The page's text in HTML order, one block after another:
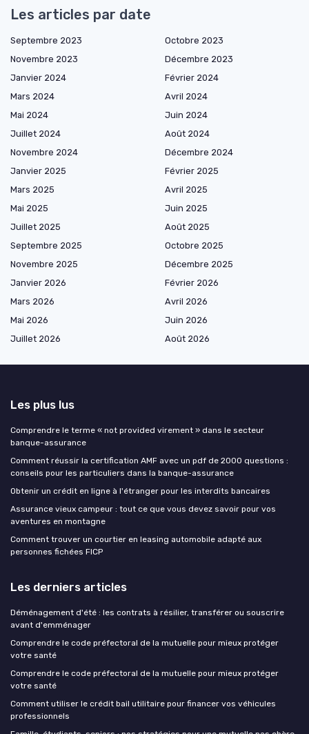
Les articles par date
Septembre 2023
Octobre 2023
Novembre 2023
Décembre 2023
Janvier 2024
Février 2024
Mars 2024
Avril 2024
Mai 2024
Juin 2024
Juillet 2024
Août 2024
Novembre 2024
Décembre 2024
Janvier 2025
Février 2025
Mars 2025
Avril 2025
Mai 2025
Juin 2025
Juillet 2025
Août 2025
Septembre 2025
Octobre 2025
Novembre 2025
Décembre 2025
Janvier 2026
Février 2026
Mars 2026
Avril 2026
Mai 2026
Juin 2026
Juillet 2026
Août 2026
Les plus lus
Comprendre le terme « not provided virement » dans le secteur
banque-assurance
Comment réussir la certification AMF avec un pdf de 2000 questions :
conseils pour les particuliers dans la banque-assurance
Obtenir un crédit en ligne à l'étranger pour les interdits bancaires
Assurance vieux campeur : tout ce que vous devez savoir pour vos
aventures en montagne
Comment trouver un courtier en leasing automobile adapté aux
personnes fichées FICP
Les derniers articles
Déménagement d'été : les contrats à résilier, transférer ou souscrire
avant d'emménager
Comprendre le code préfectoral de la mutuelle pour mieux protéger
votre santé
Comprendre le code préfectoral de la mutuelle pour mieux protéger
votre santé
Comment utiliser le crédit bail utilitaire pour financer vos véhicules
professionnels